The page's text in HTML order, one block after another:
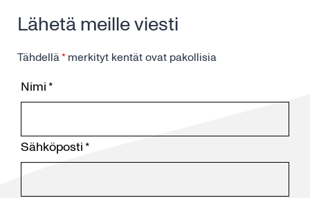
Lähetä meille viesti
Tähdellä* merkityt kentät ovat pakollisia
Nimi*
Sähköposti*